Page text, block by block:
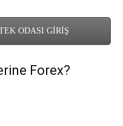
ODASI GİRİŞ
Forex?